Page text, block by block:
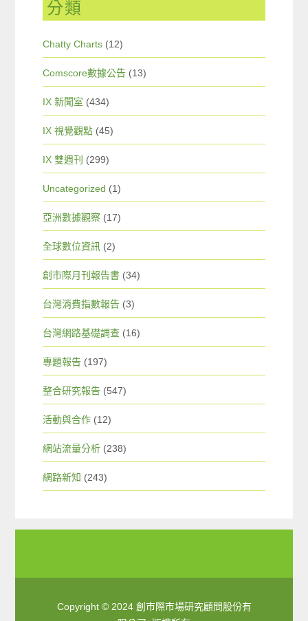
分類
Chatty Charts (12)
Comscore數據公告 (13)
IX 新聞室 (434)
IX 視覺觀點 (45)
IX 雙週刊 (299)
Uncategorized (1)
亞洲數據觀察 (17)
全球數位資訊 (2)
創市際月刊報告書 (34)
台灣消費指數報告 (3)
台灣網路基礎調查 (16)
專題報告 (197)
整合研究報告 (547)
活動與合作 (12)
網站流量分析 (238)
網路新知 (243)
Copyright © 2024 創市際市場研究顧問股份有